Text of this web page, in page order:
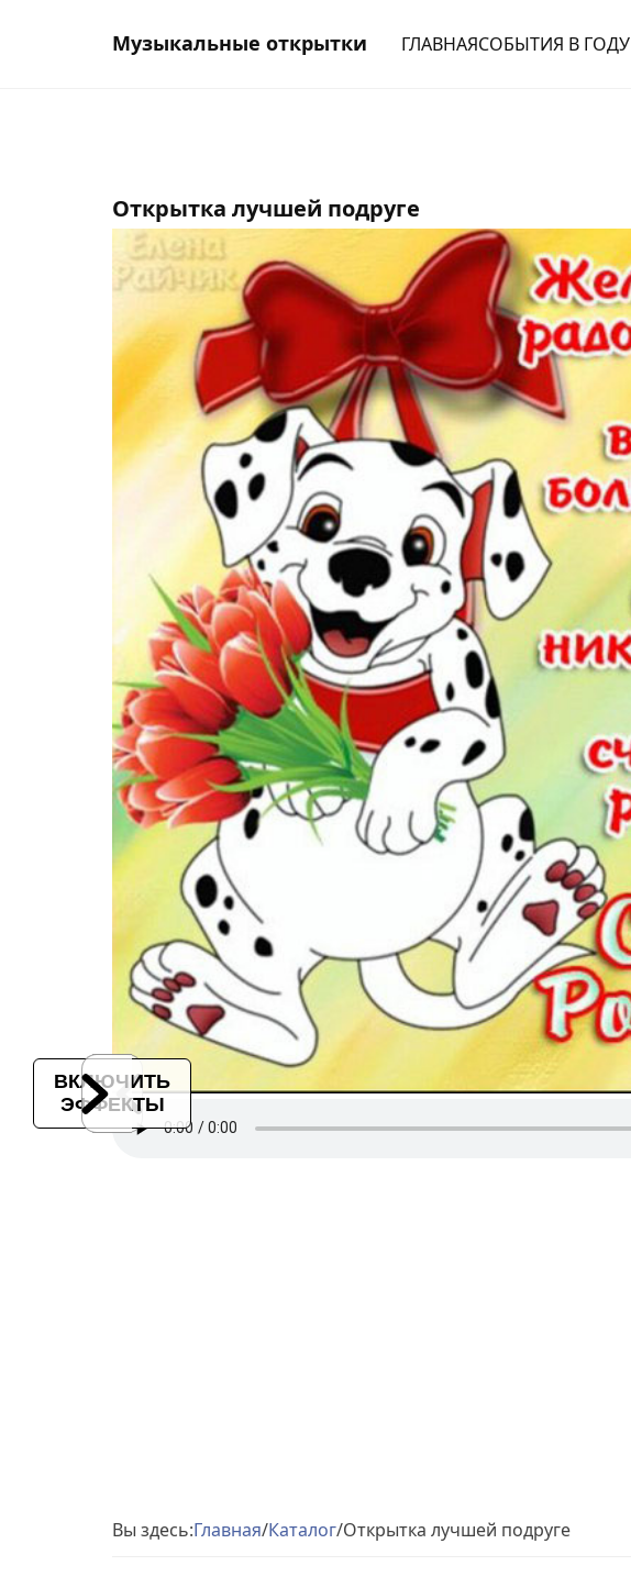
Музыкальные открытки ГЛАВНАЯСОБЫТИЯ В ГОДУ
Открытка лучшей подруге
ВКЛЮЧИТЬ
ЭФФЕКТЫ
Вы здесь:Главная/Каталог/Открытка лучшей подруге